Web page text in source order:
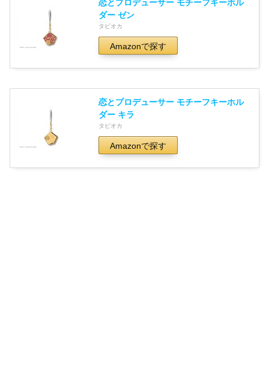
恋とプロデューサー モチーフキーホル
ダー ゼン
タピオカ
Amazonで探す
恋とプロデューサー モチーフキーホル
ダー キラ
タピオカ
Amazonで探す